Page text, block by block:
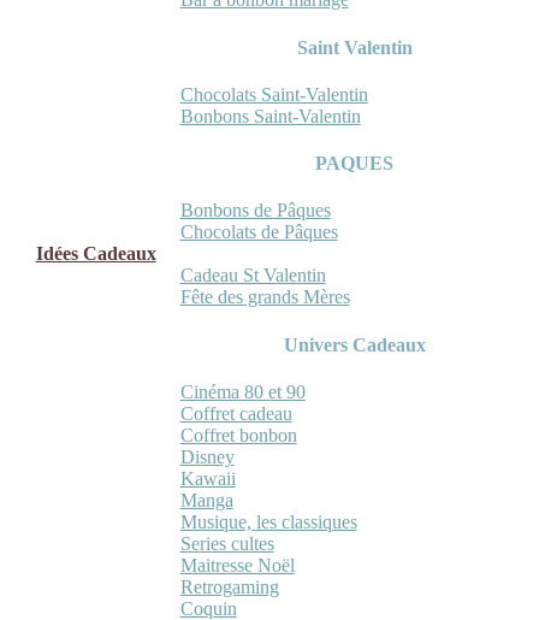
Saint Valentin
Chocolats Saint-Valentin
Bonbons Saint-Valentin
PAQUES
Bonbons de Pâques
Chocolats de Pâques
Idées Cadeaux
Cadeau St Valentin
Fête des grands Mères
Univers Cadeaux
Cinéma 80 et 90
Coffret cadeau
Coffret bonbon
Disney
Kawaii
Manga
Musique, les classiques
Series cultes
Maitresse Noël
Retrogaming
Coquin